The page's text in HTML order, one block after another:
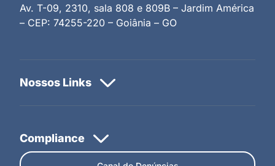
Av. T-09, 2310, sala 808 e 809B – Jardim América
– CEP: 74255-220 – Goiânia – GO